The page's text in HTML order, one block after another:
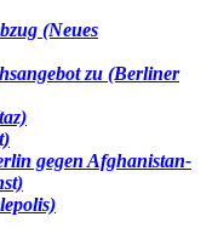
(Neues
zu (Berliner
gegen Afghanistan-